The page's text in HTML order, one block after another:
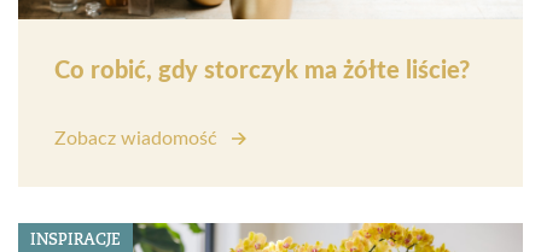
Co robić, gdy storczyk ma żółte liście?
Zobacz wiadomość
INSPIRACJE